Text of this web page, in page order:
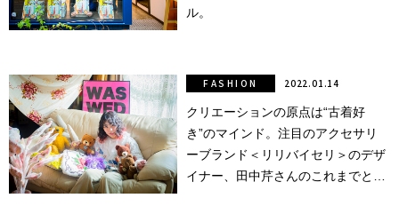
ル。
クリエーションの原点は“古着好
き”のマインド。注目のアクセサリ
ーブランド＜リリバイセリ＞のデザ
イナー、田中芹さんのこれまでとこ
FASHION 2022.01.14